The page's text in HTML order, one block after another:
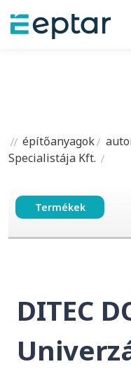
építőanyagok
Specialistája Kft.
Termékek
DITEC